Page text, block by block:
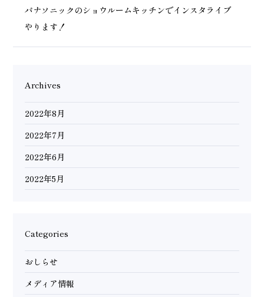
パナソニックのショウルームキッチンでインスタライブ
やります！
Archives
2022年8月
2022年7月
2022年6月
2022年5月
Categories
おしらせ
メディア情報